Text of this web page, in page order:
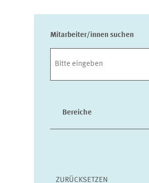
Mitarbeiter/innen suchen
Bereiche
ZURÜCKSETZEN